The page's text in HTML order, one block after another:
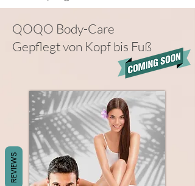
QOQO Body-Care
Gepflegt von Kopf bis Fuß
REVIEWS